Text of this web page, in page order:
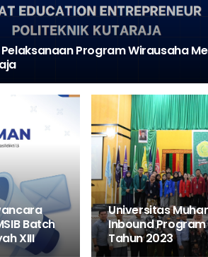
Program Wirausaha
Batch
XIII
Universitas
Inbound
Tahun 2023